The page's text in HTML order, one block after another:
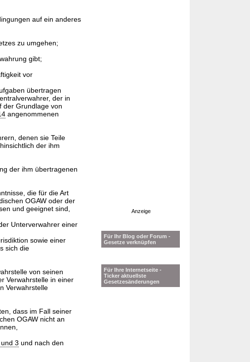
auf ein anderes
zu umgehen;
gibt;
vor
übertragen
der in
der Grundlage von
angenommenen
denen sie Teile
der ihm
der ihm übertragenen
die für die Art
OGAW oder der
und geeignet sind,
Unterverwahrer einer
sowie einer
sich die
von seinen
Verwahrstelle in einer
Verwahrstelle
dass im Fall seiner
OGAW nicht an
3 und nach den
Anzeige
Für Ihr Blog oder Forum -
Gesetze verknüpfen
Für Ihre Internetseite -
Ticker aktuellste
Gesetzesänderungen